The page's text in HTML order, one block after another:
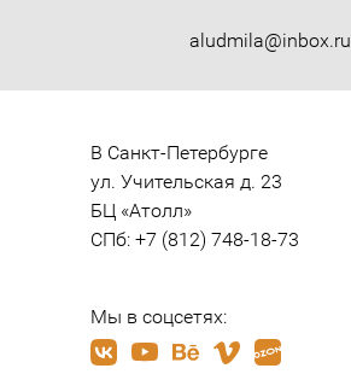
aludmila@inbox.ru
В Санкт-Петербурге
ул. Учительская д. 23
БЦ «Атолл»
СПб: +7 (812) 748-18-73
Мы в соцсетях: